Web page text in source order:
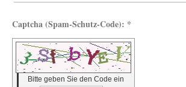
Captcha (Spam-Schutz-Code): *
Bitte geben Sie den Code ein